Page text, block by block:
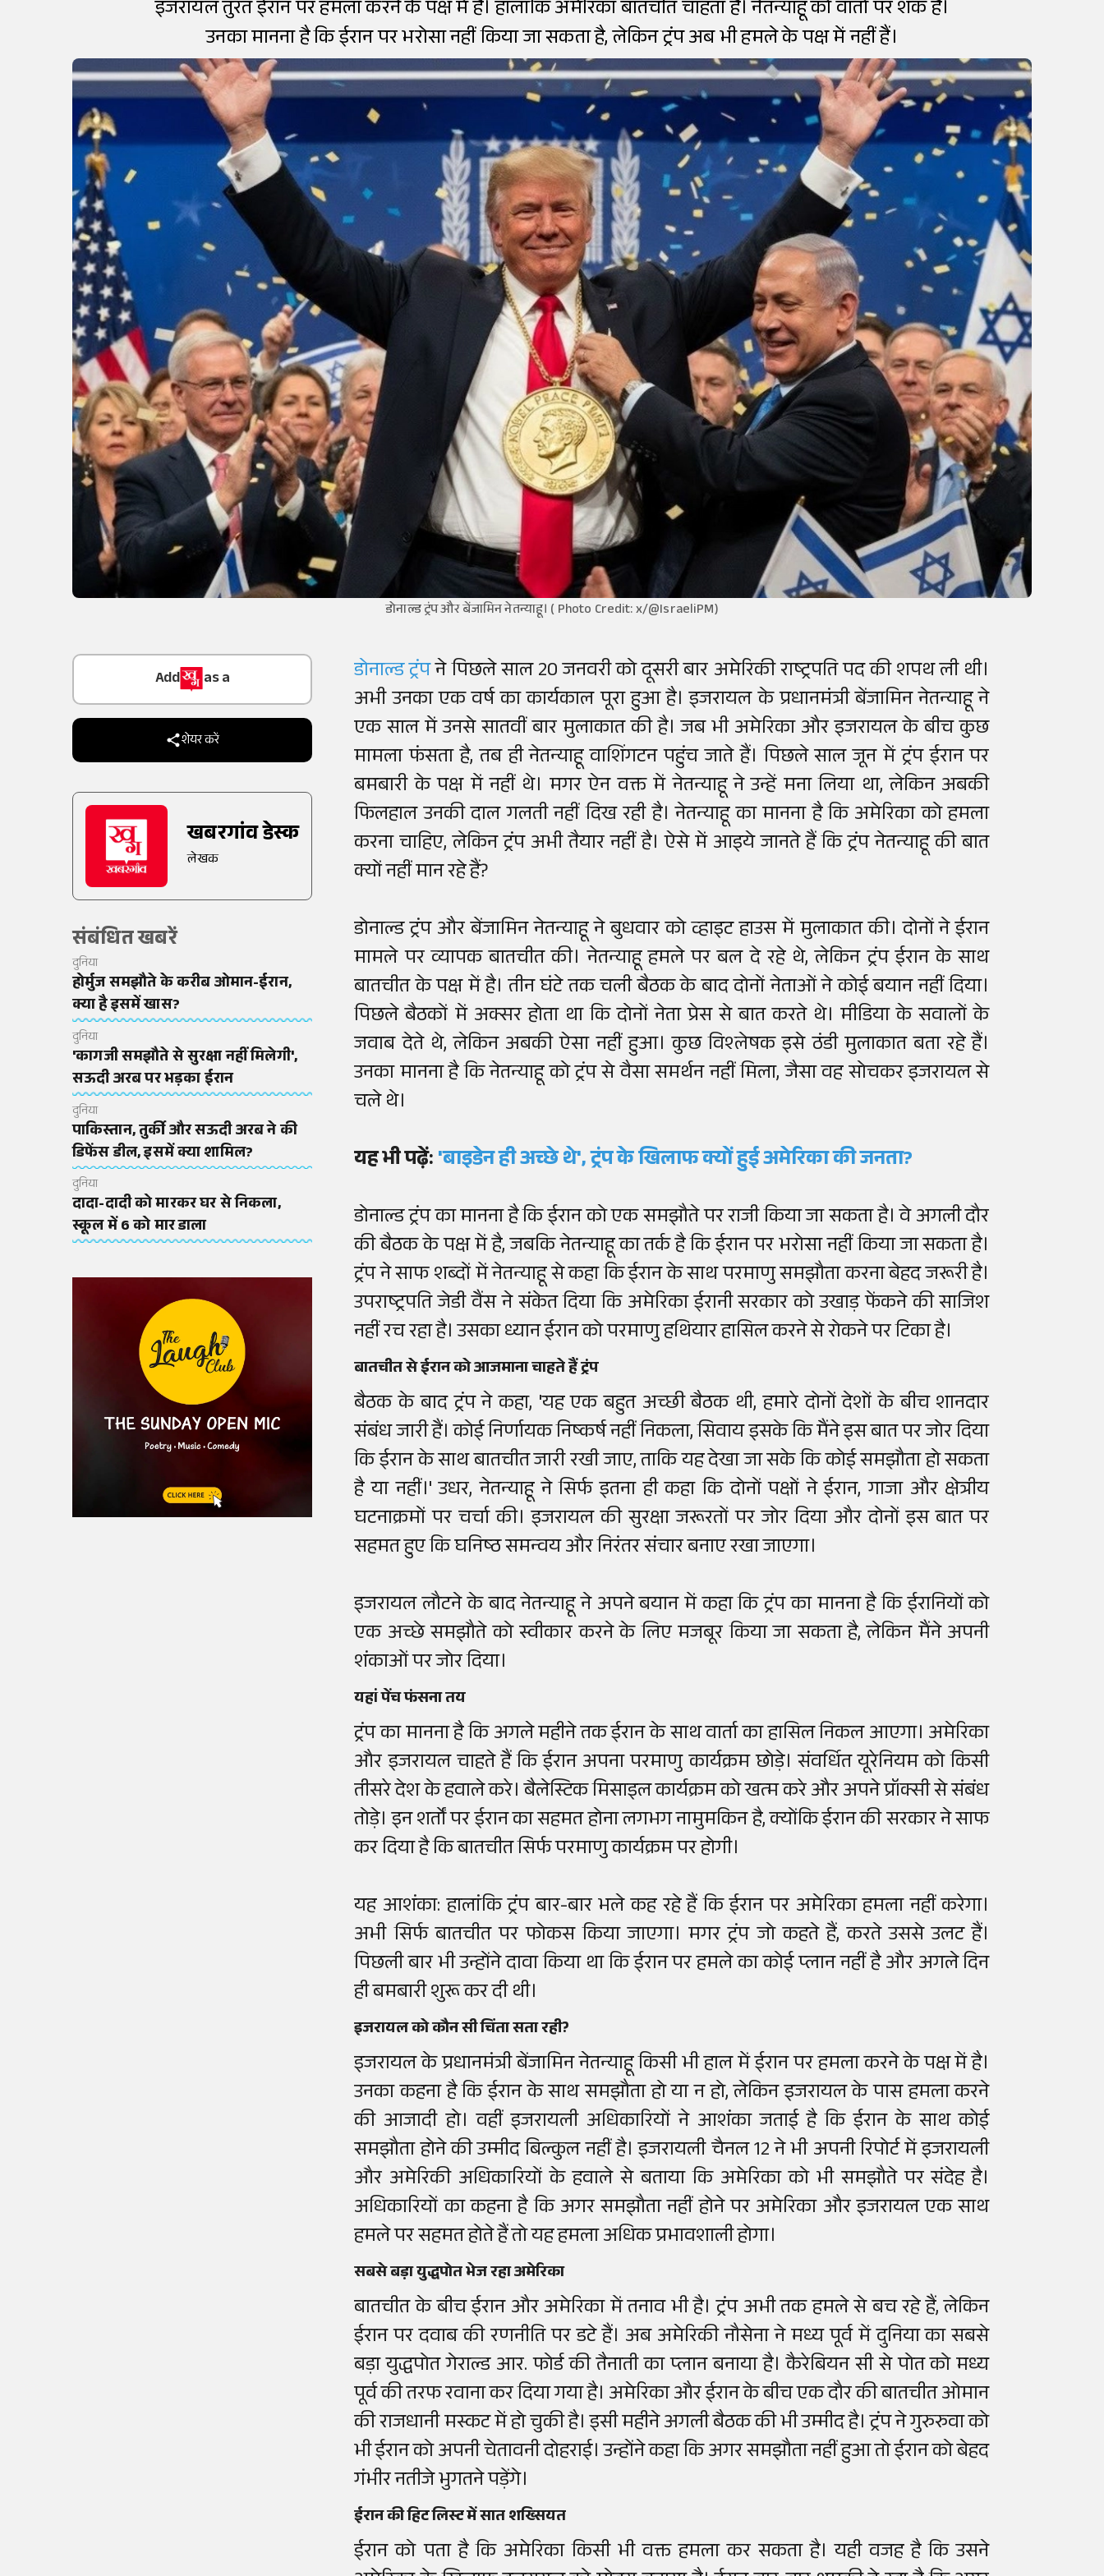
इजरायल तुरंत ईरान पर हमला करने के पक्ष में है। हालांकि अमेरिका बातचीत चाहता है। नेतन्याहू को वार्ता पर शक है।
उनका मानना है कि ईरान पर भरोसा नहीं किया जा सकता है, लेकिन ट्रंप अब भी हमले के पक्ष में नहीं हैं।
डोनाल्ड ट्रंप और बेंजामिन नेतन्याहू। ( Photo Credit: x/@IsraeliPM)
Trusted Source on
शेयर करें
खबरगांव डेस्क
लेखक
संबंधित खबरें
दुनिया
होर्मुज समझौते के करीब ओमान-ईरान,
क्या है इसमें खास?
दुनिया
'कागजी समझौते से सुरक्षा नहीं मिलेगी',
सऊदी अरब पर भड़का ईरान
दुनिया
पाकिस्तान, तुर्की और सऊदी अरब ने की
डिफेंस डील, इसमें क्या शामिल?
दुनिया
दादा-दादी को मारकर घर से निकला,
स्कूल में 6 को मार डाला
डोनाल्ड ट्रंपने पिछले साल 20 जनवरी को दूसरी बार अमेरिकी राष्ट्रपति पद की शपथ ली थी।
अभी उनका एक वर्ष का कार्यकाल पूरा हुआ है। इजरायल के प्रधानमंत्री बेंजामिन नेतन्याहू ने
एक साल में उनसे सातवीं बार मुलाकात की है। जब भी अमेरिका और इजरायल के बीच कुछ
मामला फंसता है, तब ही नेतन्याहू वाशिंगटन पहुंच जाते हैं। पिछले साल जून में ट्रंप ईरान पर
बमबारी के पक्ष में नहीं थे। मगर ऐन वक्त में नेतन्याहू ने उन्हें मना लिया था, लेकिन अबकी
फिलहाल उनकी दाल गलती नहीं दिख रही है। नेतन्याहू का मानना है कि अमेरिका को हमला
करना चाहिए, लेकिन ट्रंप अभी तैयार नहीं है। ऐसे में आइये जानते हैं कि ट्रंप नेतन्याहू की बात
क्यों नहीं मान रहे हैं?
डोनाल्ड ट्रंप और बेंजामिन नेतन्याहू ने बुधवार को व्हाइट हाउस में मुलाकात की। दोनों ने ईरान
मामले पर व्यापक बातचीत की। नेतन्याहू हमले पर बल दे रहे थे, लेकिन ट्रंप ईरान के साथ
बातचीत के पक्ष में है। तीन घंटे तक चली बैठक के बाद दोनों नेताओं ने कोई बयान नहीं दिया।
पिछले बैठकों में अक्सर होता था कि दोनों नेता प्रेस से बात करते थे। मीडिया के सवालों के
जवाब देते थे, लेकिन अबकी ऐसा नहीं हुआ। कुछ विश्लेषक इसे ठंडी मुलाकात बता रहे हैं।
उनका मानना है कि नेतन्याहू को ट्रंप से वैसा समर्थन नहीं मिला, जैसा वह सोचकर इजरायल से
चले थे।
यह भी पढ़ें:'बाइडेन ही अच्छे थे', ट्रंप के खिलाफ क्यों हुई अमेरिका की जनता?
डोनाल्ड ट्रंप का मानना है कि ईरान को एक समझौते पर राजी किया जा सकता है। वे अगली दौर
की बैठक के पक्ष में है, जबकि नेतन्याहू का तर्क है कि ईरान पर भरोसा नहीं किया जा सकता है।
ट्रंप ने साफ शब्दों में नेतन्याहू से कहा कि ईरान के साथ परमाणु समझौता करना बेहद जरूरी है।
उपराष्ट्रपति जेडी वैंस ने संकेत दिया कि अमेरिका ईरानी सरकार को उखाड़ फेंकने की साजिश
नहीं रच रहा है। उसका ध्यान ईरान को परमाणु हथियार हासिल करने से रोकने पर टिका है।
बातचीत से ईरान को आजमाना चाहते हैं ट्रंप
बैठक के बाद ट्रंप ने कहा, 'यह एक बहुत अच्छी बैठक थी, हमारे दोनों देशों के बीच शानदार
संबंध जारी हैं। कोई निर्णायक निष्कर्ष नहीं निकला, सिवाय इसके कि मैंने इस बात पर जोर दिया
कि ईरान के साथ बातचीत जारी रखी जाए, ताकि यह देखा जा सके कि कोई समझौता हो सकता
है या नहीं।' उधर, नेतन्याहू ने सिर्फ इतना ही कहा कि दोनों पक्षों ने ईरान, गाजा और क्षेत्रीय
घटनाक्रमों पर चर्चा की। इजरायल की सुरक्षा जरूरतों पर जोर दिया और दोनों इस बात पर
सहमत हुए कि घनिष्ठ समन्वय और निरंतर संचार बनाए रखा जाएगा।
इजरायल लौटने के बाद नेतन्याहू ने अपने बयान में कहा कि ट्रंप का मानना ​​है कि ईरानियों को
एक अच्छे समझौते को स्वीकार करने के लिए मजबूर किया जा सकता है, लेकिन मैंने अपनी
शंकाओं पर जोर दिया।
यहां पेंच फंसना तय
ट्रंप का मानना है कि अगले महीने तक ईरान के साथ वार्ता का हासिल निकल आएगा। अमेरिका
और इजरायल चाहते हैं कि ईरान अपना परमाणु कार्यक्रम छोड़े। संवर्धित यूरेनियम को किसी
तीसरे देश के हवाले करे। बैलेस्टिक मिसाइल कार्यक्रम को खत्म करे और अपने प्रॉक्सी से संबंध
तोड़े। इन शर्तों पर ईरान का सहमत होना लगभग नामुमकिन है, क्योंकि ईरान की सरकार ने साफ
कर दिया है कि बातचीत सिर्फ परमाणु कार्यक्रम पर होगी।
यह आशंका: हालांकि ट्रंप बार-बार भले कह रहे हैं कि ईरान पर अमेरिका हमला नहीं करेगा।
अभी सिर्फ बातचीत पर फोकस किया जाएगा। मगर ट्रंप जो कहते हैं, करते उससे उलट हैं।
पिछली बार भी उन्होंने दावा किया था कि ईरान पर हमले का कोई प्लान नहीं है और अगले दिन
ही बमबारी शुरू कर दी थी।
इजरायल को कौन सी चिंता सता रही?
इजरायल के प्रधानमंत्री बेंजामिन नेतन्याहू किसी भी हाल में ईरान पर हमला करने के पक्ष में है।
उनका कहना है कि ईरान के साथ समझौता हो या न हो, लेकिन इजरायल के पास हमला करने
की आजादी हो। वहीं इजरायली अधिकारियों ने आशंका जताई है कि ईरान के साथ कोई
समझौता होने की उम्मीद बिल्कुल नहीं है। इजरायली चैनल 12 ने भी अपनी रिपोर्ट में इजरायली
और अमेरिकी अधिकारियों के हवाले से बताया कि अमेरिका को भी समझौते पर संदेह है।
अधिकारियों का कहना है कि अगर समझौता नहीं होने पर अमेरिका और इजरायल एक साथ
हमले पर सहमत होते हैं तो यह हमला अधिक प्रभावशाली होगा।
सबसे बड़ा युद्धपोत भेज रहा अमेरिका
बातचीत के बीच ईरान और अमेरिका में तनाव भी है। ट्रंप अभी तक हमले से बच रहे हैं, लेकिन
ईरान पर दवाब की रणनीति पर डटे हैं। अब अमेरिकी नौसेना ने मध्य पूर्व में दुनिया का सबसे
बड़ा युद्धपोत गेराल्ड आर. फोर्ड की तैनाती का प्लान बनाया है। कैरेबियन सी से पोत को मध्य
पूर्व की तरफ रवाना कर दिया गया है। अमेरिका और ईरान के बीच एक दौर की बातचीत ओमान
की राजधानी मस्कट में हो चुकी है। इसी महीने अगली बैठक की भी उम्मीद है। ट्रंप ने गुरुरुवा को
भी ईरान को अपनी चेतावनी दोहराई। उन्होंने कहा कि अगर समझौता नहीं हुआ तो ईरान को बेहद
गंभीर नतीजे भुगतने पड़ेंगे।
ईरान की हिट लिस्ट में सात शख्सियत
ईरान को पता है कि अमेरिका किसी भी वक्त हमला कर सकता है। यही वजह है कि उसने